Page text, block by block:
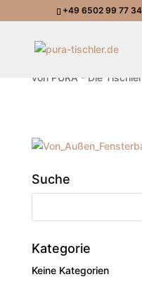
+49 6502 99 77
von PURA - Die Tischler
Suche
Kategorie
Keine Kategorien